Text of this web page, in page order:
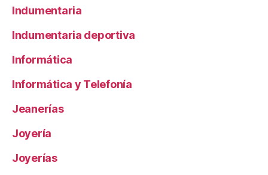
Indumentaria
Indumentaria deportiva
Informática
Informática y Telefonía
Jeanerías
Joyería
Joyerías